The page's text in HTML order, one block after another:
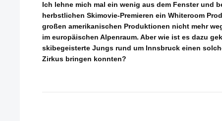
Ich lehne mich mal ein wenig aus dem Fenster und
herbstlichen Skimovie-Premieren ein Whiteroom
großen amerikanischen Produktionen nicht mehr
im europäischen Alpenraum. Aber wie ist es dazu
skibegeisterte Jungs rund um Innsbruck einen
Zirkus bringen konnten?